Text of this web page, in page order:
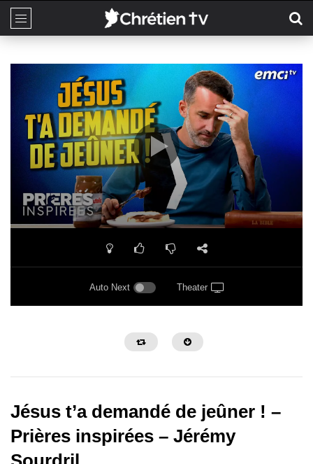
Auto Next Theater
Jésus t’a demandé de jeûner ! –
Prières inspirées – Jérémy